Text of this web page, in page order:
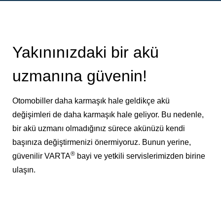
Yakınınızdaki bir akü
uzmanına güvenin!
Otomobiller daha karmaşık hale geldikçe akü
değişimleri de daha karmaşık hale geliyor. Bu nedenle,
bir akü uzmanı olmadığınız sürece akünüzü kendi
başınıza değiştirmenizi önermiyoruz. Bunun yerine,
güvenilir VARTA® bayi ve yetkili servislerimizden birine
ulaşın.